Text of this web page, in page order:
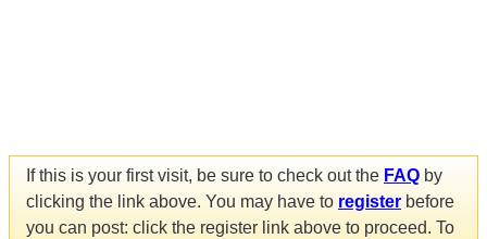
If this is your first visit, be sure to check out the FAQ by
clicking the link above. You may have to register before
you can post: click the register link above to proceed. To